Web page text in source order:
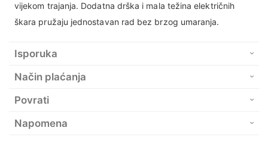
vijekom trajanja. Dodatna drška i mala težina električnih
škara pružaju jednostavan rad bez brzog umaranja.
Isporuka
Način plaćanja
Povrati
Napomena